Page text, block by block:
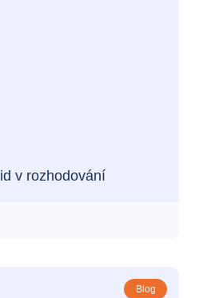
v rozhodování
Blog